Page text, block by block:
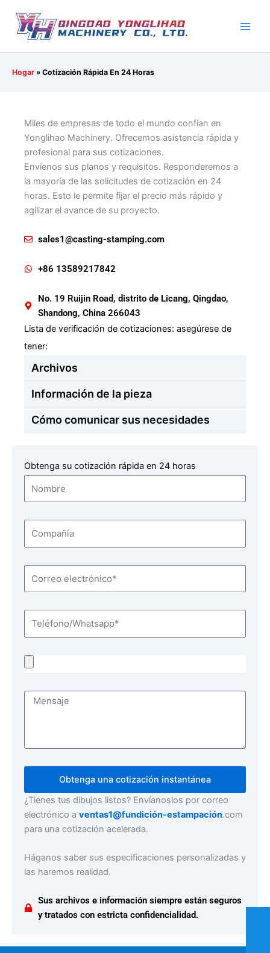
contenido
Hogar » Cotización Rápida En 24 Horas
Miles de empresas de todo el mundo confían en
Yonglihao Machinery. Ofrecemos asistencia rápida y
profesional para sus cotizaciones.
Envíenos sus planos y requisitos. Responderemos a
la mayoría de las solicitudes de cotización en 24
horas. Esto le permite fijar el precio más rápido y
agilizar el avance de su proyecto.
sales1@casting-stamping.com
+86 13589217842
No. 19 Ruijin Road, distrito de Licang, Qingdao,
Shandong, China 266043
Lista de verificación de cotizaciones: asegúrese de
tener:
Archivos
Información de la pieza
Cómo comunicar sus necesidades
Obtenga su cotización rápida en 24 horas
Obtenga una cotización instantánea
¿Tienes tus dibujos listos? Envíanoslos por correo
electrónico a ventas1@fundición-estampación.com
para una cotización acelerada.
Háganos saber sus especificaciones personalizadas y
las haremos realidad.
Sus archivos e información siempre están seguros
y tratados con estricta confidencialidad.